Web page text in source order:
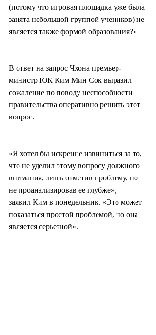
(потому что игровая площадка уже была
занята небольшой группой учеников) не
является также формой образования?»
В ответ на запрос Чхона премьер-
министр ЮК Ким Мин Сок выразил
сожаление по поводу неспособности
правительства оперативно решить этот
вопрос.
«Я хотел бы искренне извиниться за то,
что не уделил этому вопросу должного
внимания, лишь отметив проблему, но
не проанализировав ее глубже», —
заявил Ким в понедельник. «Это может
показаться простой проблемой, но она
является серьезной».